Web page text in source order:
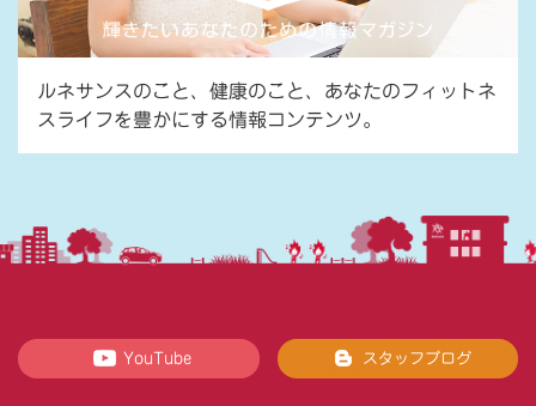
ルネサンスのこと、健康のこと、あなたのフィットネ
スライフを豊かにする情報コンテンツ。
YouTube スタッフブログ